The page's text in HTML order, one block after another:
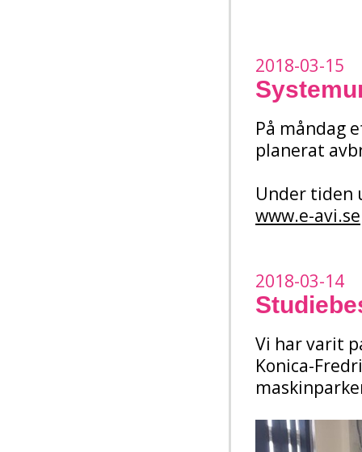
2018-03-15
På måndag
planerat
Under tiden
www.e-avi.se
2018-03-14
Vi har varit
Konica-